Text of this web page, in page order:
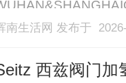
验光配镜的写字楼
60%优惠，兼顾
南生活网 发布于
西兹阀门加